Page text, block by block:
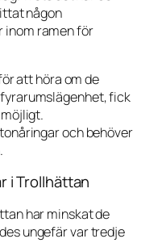
någon
inom ramen för
att höra om de
fick
och behöver
i Trollhättan
har minskat de
ungefär var tredje